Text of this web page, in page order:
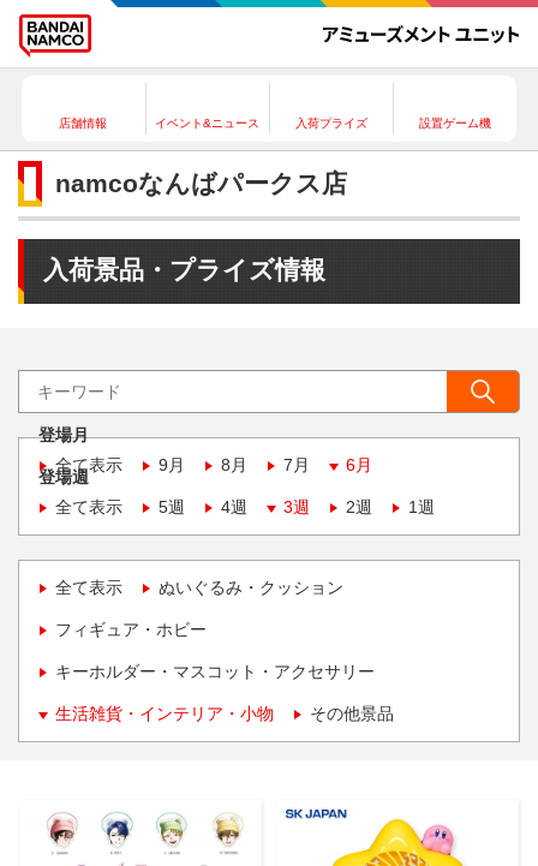
店舗情報 イベント&ニュース 入荷プライズ 設置ゲーム機
namcoなんばパークス店
入荷景品・プライズ情報
登場月
全て表示
9月 8月 7月 6月
登場週
全て表示
5週 4週 3週 2週 1週
全て表示 ぬいぐるみ・クッション
フィギュア・ホビー
キーホルダー・マスコット・アクセサリー
生活雑貨・インテリア・小物 その他景品